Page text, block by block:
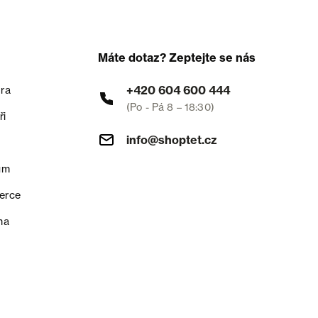
Máte dotaz? Zeptejte se nás
+420 604 600 444
(Po - Pá 8 – 18:30)
info@shoptet.cz